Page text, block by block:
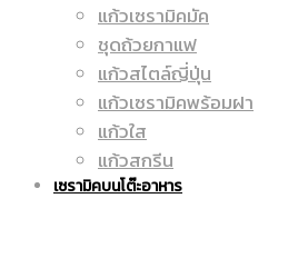
ราคา
แก้วเซรามิคมัค
ชุดถ้วยกาแฟ
แก้วสไตล์ญี่ปุ่น
แก้วเซรามิคพร้อมฝา
แก้วใส
แก้วสกรีน
เซรามิคบนโต๊ะอาหาร